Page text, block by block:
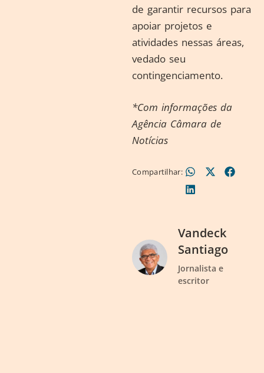
de garantir recursos para
apoiar projetos e
atividades nessas áreas,
vedado seu
contingenciamento.
*Com informações da
Agência Câmara de
Notícias
Compartilhar:
Vandeck
Santiago
Jornalista e
escritor